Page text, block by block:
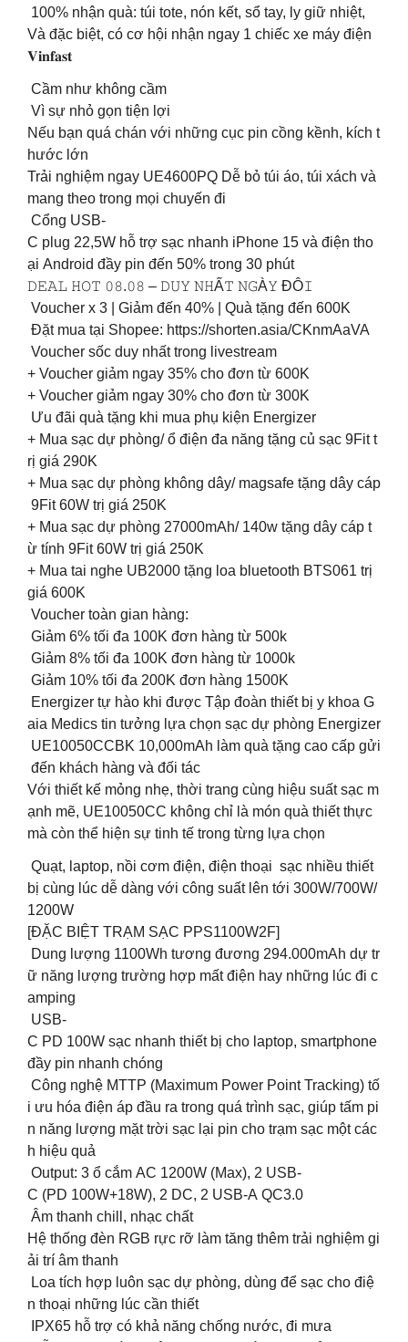
️ 100% nhận quà: túi tote, nón kết, sổ tay, ly giữ nhiệt,
Và đặc biệt, có cơ hội nhận ngay 1 chiếc xe máy điện
𝐕𝐢𝐧𝐟𝐚𝐬𝐭
Cầm như không cầm
Vì sự nhỏ gọn tiện lợi
Nếu bạn quá chán với những cục pin cồng kềnh, kích t
hước lớn
Trải nghiệm ngay UE4600PQ Dễ bỏ túi áo, túi xách và
mang theo trong mọi chuyến đi
Cổng USB-
C plug 22,5W hỗ trợ sạc nhanh iPhone 15 và điện tho
ại Android đầy pin đến 50% trong 30 phút
𝙳𝙴𝙰𝙻 𝙷𝙾𝚃 𝟶𝟾.𝟶𝟾 – 𝙳𝚄𝚈 𝙽𝙷Ấ𝚃 𝙽𝙶À𝚈 ĐÔ𝙸
Voucher x 3 | Giảm đến 40% | Quà tặng đến 600K
Đặt mua tại Shopee: https://shorten.asia/CKnmAaVA
Voucher sốc duy nhất trong livestream
+ Voucher giảm ngay 35% cho đơn từ 600K
+ Voucher giảm ngay 30% cho đơn từ 300K
Ưu đãi quà tặng khi mua phụ kiện Energizer
+ Mua sạc dự phòng/ ổ điện đa năng tặng củ sạc 9Fit t
rị giá 290K
+ Mua sạc dự phòng không dây/ magsafe tặng dây cáp
9Fit 60W trị giá 250K
+ Mua sạc dự phòng 27000mAh/ 140w tặng dây cáp t
ừ tính 9Fit 60W trị giá 250K
+ Mua tai nghe UB2000 tặng loa bluetooth BTS061 trị
giá 600K
Voucher toàn gian hàng:
️ Giảm 6% tối đa 100K đơn hàng từ 500k
️ Giảm 8% tối đa 100K đơn hàng từ 1000k
️ Giảm 10% tối đa 200K đơn hàng 1500K
Energizer tự hào khi được Tập đoàn thiết bị y khoa G
aia Medics tin tưởng lựa chọn sạc dự phòng Energizer
UE10050CCBK 10,000mAh làm quà tặng cao cấp gửi
đến khách hàng và đối tác
Với thiết kế mỏng nhẹ, thời trang cùng hiệu suất sạc m
ạnh mẽ, UE10050CC không chỉ là món quà thiết thực
mà còn thể hiện sự tinh tế trong từng lựa chọn
Quạt, laptop, nồi cơm điện, điện thoại sạc nhiều thiết
bị cùng lúc dễ dàng với công suất lên tới 300W/700W/
1200W
[ĐẶC BIỆT TRẠM SẠC PPS1100W2F]
️ Dung lượng 1100Wh tương đương 294.000mAh dự tr
ữ năng lượng trường hợp mất điện hay những lúc đi c
amping
️ USB-
C PD 100W sạc nhanh thiết bị cho laptop, smartphone
đầy pin nhanh chóng
️ Công nghệ MTTP (Maximum Power Point Tracking) tố
i ưu hóa điện áp đầu ra trong quá trình sạc, giúp tấm pi
n năng lượng mặt trời sạc lại pin cho trạm sạc một các
h hiệu quả
️ Output: 3 ổ cắm AC 1200W (Max), 2 USB-
C (PD 100W+18W), 2 DC, 2 USB-A QC3.0
Âm thanh chill, nhạc chất
Hệ thống đèn RGB rực rỡ làm tăng thêm trải nghiệm gi
ải trí âm thanh
Loa tích hợp luôn sạc dự phòng, dùng để sạc cho điệ
n thoại những lúc cần thiết
IPX65 hỗ trợ có khả năng chống nước, đi mưa